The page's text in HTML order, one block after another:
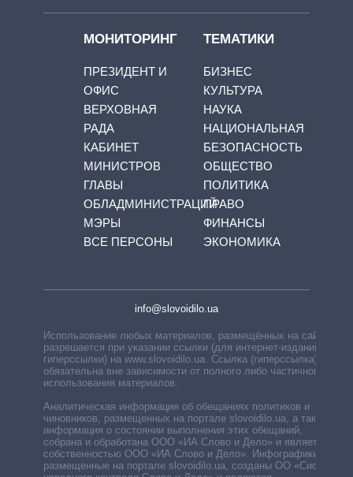
МОНИТОРИНГ
ПРЕЗИДЕНТ И
ОФИС
ВЕРХОВНАЯ
РАДА
КАБИНЕТ
МИНИСТРОВ
ГЛАВЫ
ОБЛАДМИНИСТРАЦИЙ
МЭРЫ
ВСЕ ПЕРСОНЫ
ТЕМАТИКИ
БИЗНЕС
КУЛЬТУРА
НАУКА
НАЦИОНАЛЬНАЯ
БЕЗОПАСНОСТЬ
ОБЩЕСТВО
ПОЛИТИКА
ПРАВО
ФИНАНСЫ
ЭКОНОМИКА
info@slovoidilo.ua
Использование любых материалов, размещённых на сайте,
разрешается при указании ссылки (для интернет-изданий —
гиперссылки) на www.slovoidilo.ua. Ссылка (гиперссылка)
обязательна вне зависимости от полного либо частичного
использования материалов.
Аналитическая информация об обещаниях политиков и
чиновников, размещенных на портале slovoidilo.ua, а также
информация о состоянии выполнения этих обещаний,
собрана и обработана ООО «ИА Слово и Дело» и является
собственностью ООО «ИА Слово и Дело». Инфографики,
размещенные на портале slovoidilo.ua, созданы ОО «Система